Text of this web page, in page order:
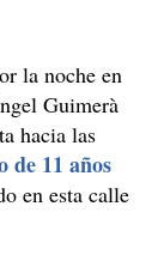
la noche en
Guimerà
hacia las
de 11 años
en esta calle